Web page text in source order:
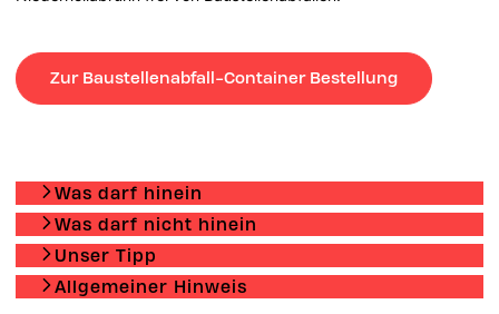
Zur Baustellenabfall-Container Bestellung
Was darf hinein
Was darf nicht hinein
Unser Tipp
Allgemeiner Hinweis